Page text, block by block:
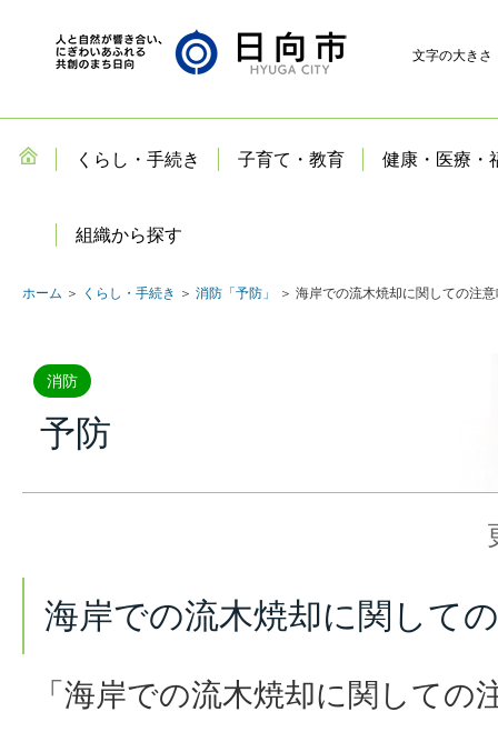
文字の大きさ
くらし・手続き 子育て・教育 健康・医療・
組織から探す
ホーム ＞ くらし・手続き ＞ 消防「予防」 ＞ 海岸での流木焼却に関しての注
消防
予防
海岸での流木焼却に関して
「海岸での流木焼却に関しての